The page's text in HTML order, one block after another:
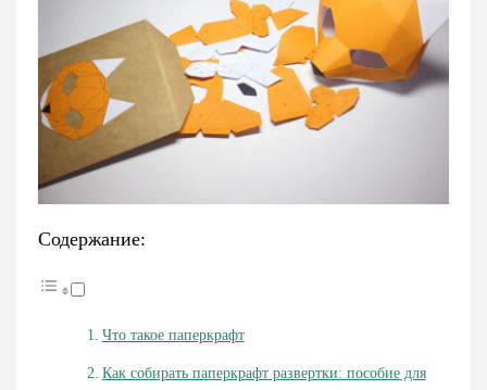
Содержание:
Что такое паперкрафт
Как собирать паперкрафт развертки: пособие для